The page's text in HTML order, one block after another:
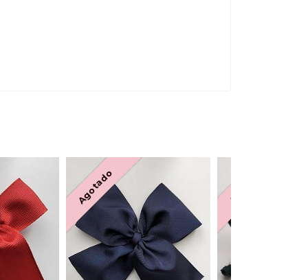
Agotado Agotado